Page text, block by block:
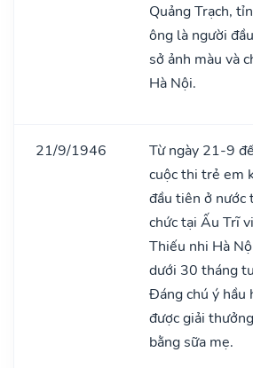
Quảng Trạch,
ông là người
sở ảnh màu và
Hà Nội.
21/9/1946
Từ ngày 21-9
cuộc thi trẻ em
đầu tiên ở nước
chức tại Ấu Trĩ
Thiếu nhi Hà
dưới 30 tháng
Đáng chú ý hầu
được giải
bằng sữa mẹ.